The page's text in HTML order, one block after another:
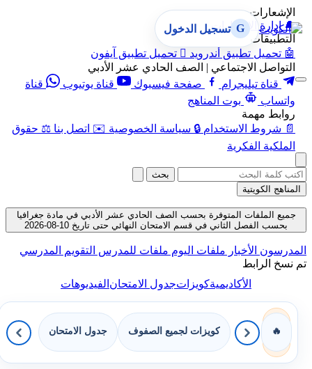
الإشعارات
🔔 إدارة الإشعارات
التطبيقات
🤖 تحميل تطبيق أندرويد  تحميل تطبيق آيفون
التواصل الاجتماعي | الصف الحادي عشر الأدبي
قناة تيليجرام
صفحة فيسبوك قناة يوتيوب
قناة
واتساب
بوت المناهج
روابط مهمة
📄 شروط الاستخدام 🔒 سياسة الخصوصية ✉️ اتصل بنا ⚖️ حقوق
الملكية الفكرية
G تسجيل الدخول
بحث
المناهج الكويتية
جميع الملفات المتوفرة بحسب الصف الحادي عشر الأدبي في مادة جغرافيا
بحسب الفصل الثاني في قسم الامتحان النهائي حتى تاريخ 10-08-2026
المدرسون الأخبار ملفات اليوم ملفات للمدرس التقويم المدرسي
تم نسخ الرابط
الأكاديميةكويزاتجدول الامتحانالفيديوهات
🔥 كويزات لجميع الصفوف جدول الامتحان